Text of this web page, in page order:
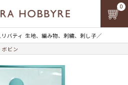
リバティ 生地、編み物、刺繍、刺し子／
0
ボビン